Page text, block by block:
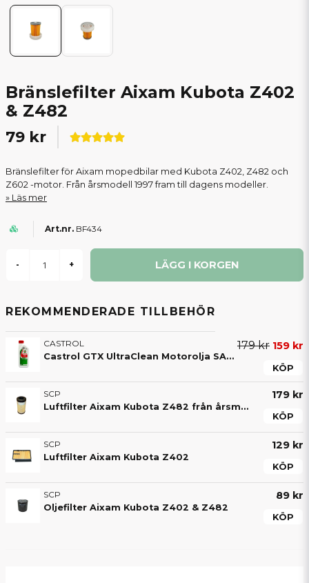
Bränslefilter Aixam Kubota Z402
& Z482
79 kr
Bränslefilter för Aixam mopedbilar med Kubota Z402, Z482 och
Z602 -motor. Från årsmodell 1997 fram till dagens modeller.
Läs mer
BF434
- + LÄGG I KORGEN
REKOMMENDERADE TILLBEHÖR
CASTROL
Castrol GTX UltraClean Motorolja SAE 10W40 (1L) mopedbil
179 kr 159 kr
KÖP
SCP
Luftfilter Aixam Kubota Z482 från årsmodell 2017
179 kr
KÖP
SCP
Luftfilter Aixam Kubota Z402
129 kr
KÖP
SCP
Oljefilter Aixam Kubota Z402 & Z482
89 kr
KÖP